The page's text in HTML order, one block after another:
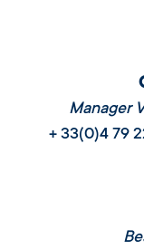
Manager
+ 33(0)4 79